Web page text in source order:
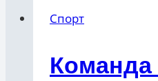
Спорт
Команда